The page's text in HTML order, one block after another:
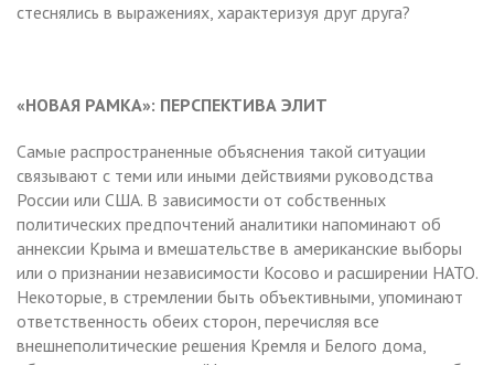
стеснялись в выражениях, характеризуя друг друга?
«НОВАЯ РАМКА»: ПЕРСПЕКТИВА ЭЛИТ
Самые распространенные объяснения такой ситуации
связывают с теми или иными действиями руководства
России или США. В зависимости от собственных
политических предпочтений аналитики напоминают об
аннексии Крыма и вмешательстве в американские выборы
или о признании независимости Косово и расширении НАТО.
Некоторые, в стремлении быть объективными, упоминают
ответственность обеих сторон, перечисляя все
внешнеполитические решения Кремля и Белого дома,